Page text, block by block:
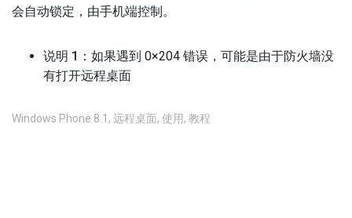
会自动锁定，由手机端控制。
说明 1 ：如果遇到 0×204 错误，可能是由于防火墙没
有打开远程桌面
Windows Phone 8.1 , 远程桌面, 使用, 教程